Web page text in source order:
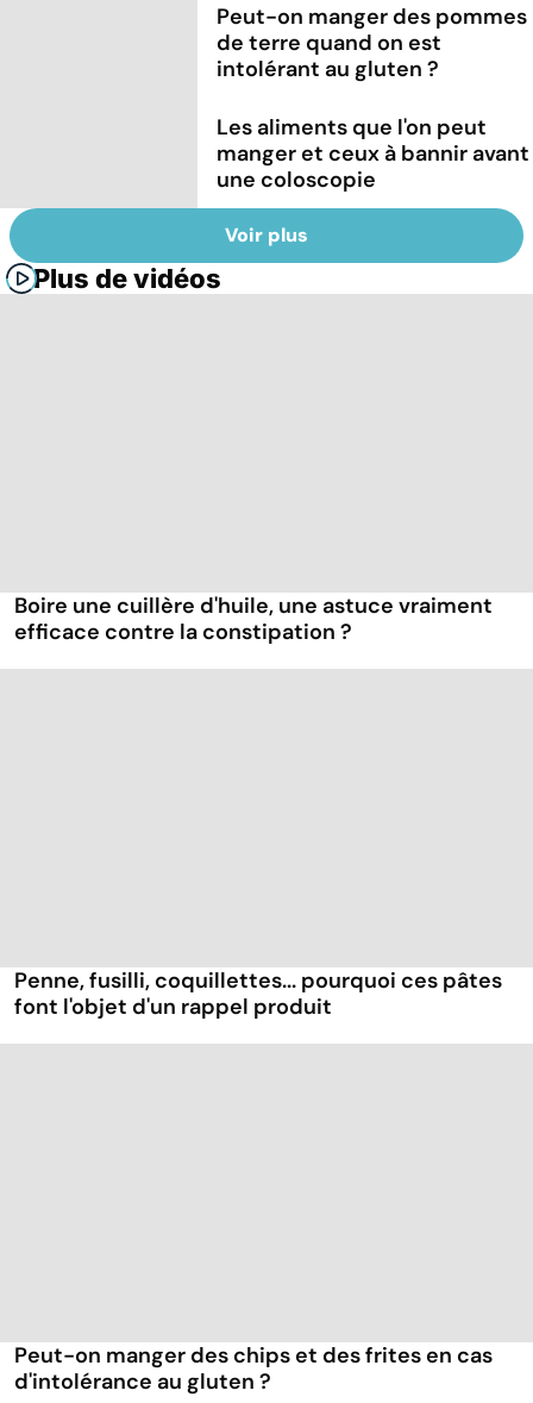
Peut-on manger des pommes
de terre quand on est
intolérant au gluten ?
Les aliments que l'on peut
manger et ceux à bannir avant
une coloscopie
Voir plus
Plus de vidéos
Boire une cuillère d'huile, une astuce vraiment
efficace contre la constipation ?
Penne, fusilli, coquillettes... pourquoi ces pâtes
font l'objet d'un rappel produit
Peut-on manger des chips et des frites en cas
d'intolérance au gluten ?